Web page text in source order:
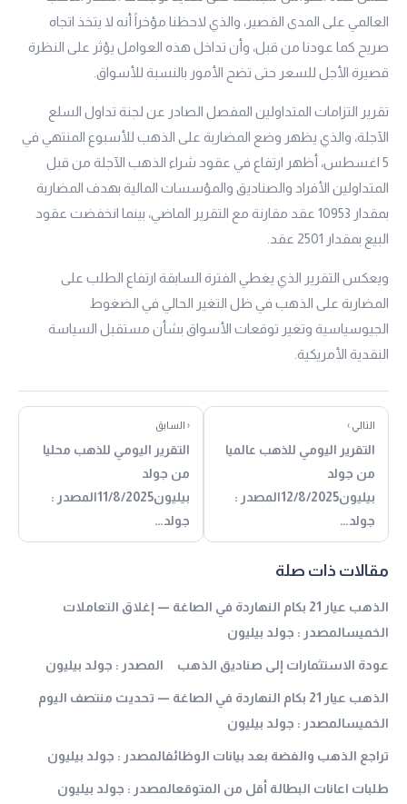
العالمي على المدى القصير، والذي لاحظنا مؤخراً أنه لا يتخذ اتجاه
صريح كما عودنا من قبل، وأن تداخل هذه العوامل يؤثر على النظرة
قصيرة الأجل للسعر حتى تضح الأمور بالنسبة للأسواق.
تقرير التزامات المتداولين المفصل الصادر عن لجنة تداول السلع
الآجلة، والذي يظهر وضع المضاربة على الذهب للأسبوع المنتهي في
5 اغسطس، أظهر ارتفاع في عقود شراء الذهب الآجلة من قبل
المتداولين الأفراد والصناديق والمؤسسات المالية بهدف المضاربة
بمقدار 10953 عقد مقارنة مع التقرير الماضي، بينما انخفضت عقود
البيع بمقدار 2501 عقد.
ويعكس التقرير الذي يغطي الفترة السابقة ارتفاع الطلب على
المضاربة على الذهب في ظل التغير الحالي في الضغوط
الجيوسياسية وتغير توقعات الأسواق بشأن مستقبل السياسة
النقدية الأمريكية.
التالي ›
التقرير اليومي للذهب عالميا
من جولد
بيليون12/8/2025المصدر :
جولد…
‹ السابق
التقرير اليومي للذهب محليا
من جولد
بيليون11/8/2025المصدر :
جولد…
مقالات ذات صلة
الذهب عيار 21 بكام النهاردة في الصاغة — إغلاق التعاملات
الخميسالمصدر : جولد بيليون
عودة الاستثمارات إلى صناديق الذهب المصدر : جولد بيليون
الذهب عيار 21 بكام النهاردة في الصاغة — تحديث منتصف اليوم
الخميسالمصدر : جولد بيليون
تراجع الذهب والفضة بعد بيانات الوظائفالمصدر : جولد بيليون
طلبات اعانات البطالة أقل من المتوقعالمصدر : جولد بيليون